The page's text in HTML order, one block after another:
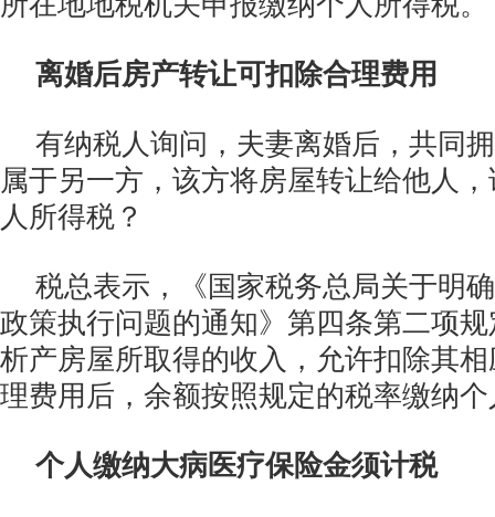
离婚后房产转让可扣除合理费用
有纳税人询问，夫妻离婚后，共同
属于另一方，该方将房屋转让给他人
人所得税？
税总表示，《国家税务总局关于明
政策执行问题的通知》第四条第二项
析产房屋所取得的收入，允许扣除其
理费用后，余额按照规定的税率缴纳
个人缴纳大病医疗保险金须计税